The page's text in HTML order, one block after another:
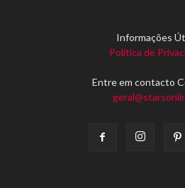
Informações
Política de
Entre em contacto